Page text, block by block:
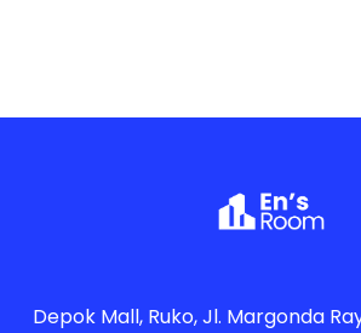
Depok Mall, Ruko, Jl. Margonda